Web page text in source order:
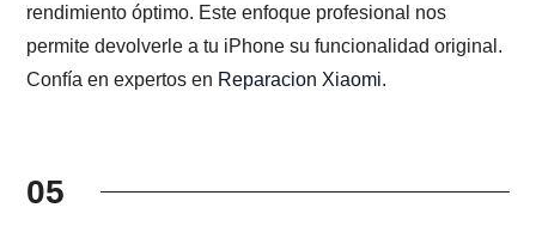
rendimiento óptimo. Este enfoque profesional nos
permite devolverle a tu iPhone su funcionalidad original.
Confía en expertos en Reparacion Xiaomi.
05